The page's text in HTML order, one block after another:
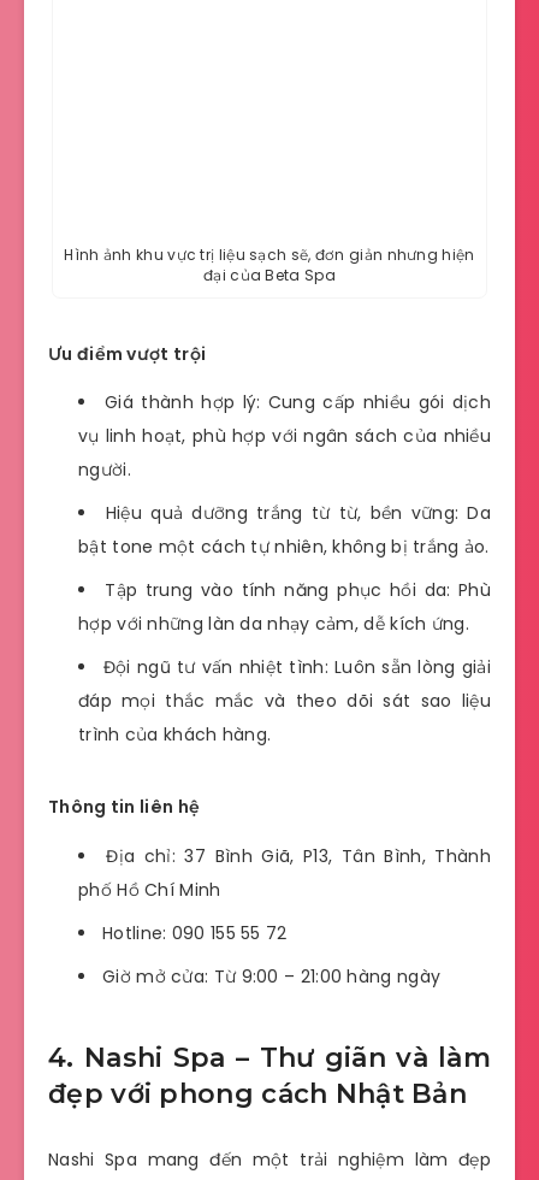
Hình ảnh khu vực trị liệu sạch sẽ, đơn giản nhưng hiện
đại của Beta Spa
Ưu điểm vượt trội
Giá thành hợp lý: Cung cấp nhiều gói dịch
vụ linh hoạt, phù hợp với ngân sách của nhiều
người.
Hiệu quả dưỡng trắng từ từ, bền vững: Da
bật tone một cách tự nhiên, không bị trắng ảo.
Tập trung vào tính năng phục hồi da: Phù
hợp với những làn da nhạy cảm, dễ kích ứng.
Đội ngũ tư vấn nhiệt tình: Luôn sẵn lòng giải
đáp mọi thắc mắc và theo dõi sát sao liệu
trình của khách hàng.
Thông tin liên hệ
Địa chỉ: 37 Bình Giã, P13, Tân Bình, Thành
phố Hồ Chí Minh
Hotline: 090 155 55 72
Giờ mở cửa: Từ 9:00 – 21:00 hàng ngày
4. Nashi Spa – Thư giãn và làm
đẹp với phong cách Nhật Bản
Nashi Spa mang đến một trải nghiệm làm đẹp